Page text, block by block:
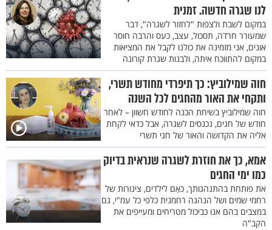
לנו שגרה חדשה. זמנית
במקום לשבת ולצפות "לחזור לשגרה", דבר
שמעורר חרדה, תסכול, עצב, כעס והרבה חוסר
אונים, אני מזמינה את כולנו לקבל את המציאות
במקום להתווכח איתה, ולבנות שגרת קורונה
חוה שמילוביץ: כך תיפרדי מחודש תשרי,
ותקחי את האור מהחגים לכל השנה
חוה שמילוביץ בשיחת הכנה לחודש חשוון – לאחר
חודש של חגים, נכנסים לשגרה, אבל כדאי לקחת
אליה את הקדושה והאור של חגי תשרי
אמא, כך את חוזרת לשגרה שנראית בדיוק
כמו ימי החגים
את פותחת בהתנהגותך, כאֵם לילדים, צינורות של
רחמי שמים ושל הנהגה רחמנית כלפי כל עמ"י, גם
במצבים בהם אנו כביכול מטריחים ומעייפים את
הקב"ה